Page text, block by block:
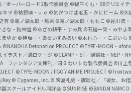
オーバーロード2製作委員会 ©蝸牛くも・SBクリエイ
キヲ ©枯野瑛・ｕｅ ©気がつけば毛玉・かにビーム ©久
有 ©竜ノ湖太郎・焦茶 ©竜ノ湖太郎・ももこ ©谷川流
な・狗神煌 ©あざの耕平・すみ兵 ©石踏一榮・みやま
ゆか ©神坂一・あらいずみるい ©木村心一・こぶいち
©NANOHA Detonation PROJECT ©TYPE-MOON・
ラスト／溝口ケージ ©CLAMP・ST／講談社・NEP・
ファンタジア文庫刊／冴えない♭な製作委員会©川上
©TYPE-MOON / FGO7 ANIME PROJECT
Key © Cygames, Inc. © 宮島礼吏・講談社／「彼女、お
スクールアイドル同好会 ©SUNRISE ©BANDAI